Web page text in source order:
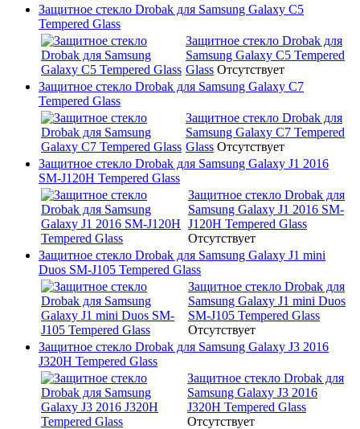
Защитное стекло Drobak для Samsung Galaxy C5
Tempered Glass
Защитное стекло Drobak для
Samsung Galaxy C5 Tempered
Glass Отсутствует
Защитное стекло Drobak для Samsung Galaxy C7
Tempered Glass
Защитное стекло Drobak для
Samsung Galaxy C7 Tempered
Glass Отсутствует
Защитное стекло Drobak для Samsung Galaxy J1 2016
SM-J120H Tempered Glass
Защитное стекло Drobak для
Samsung Galaxy J1 2016 SM-
J120H Tempered Glass
Отсутствует
Защитное стекло Drobak для Samsung Galaxy J1 mini
Duos SM-J105 Tempered Glass
Защитное стекло Drobak для
Samsung Galaxy J1 mini Duos
SM-J105 Tempered Glass
Отсутствует
Защитное стекло Drobak для Samsung Galaxy J3 2016
J320H Tempered Glass
Защитное стекло Drobak для
Samsung Galaxy J3 2016
J320H Tempered Glass
Отсутствует